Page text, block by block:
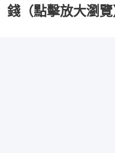
錢（點擊放大